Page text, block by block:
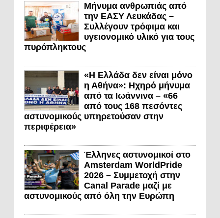
Μήνυμα ανθρωπιάς από
την ΕΑΣΥ Λευκάδας –
Συλλέγουν τρόφιμα και
υγειονομικό υλικό για τους
πυρόπληκτους
«Η Ελλάδα δεν είναι μόνο
η Αθήνα»: Ηχηρό μήνυμα
από τα Ιωάννινα – «66
από τους 168 πεσόντες
αστυνομικούς υπηρετούσαν στην
περιφέρεια»
Έλληνες αστυνομικοί στο
Amsterdam WorldPride
2026 – Συμμετοχή στην
Canal Parade μαζί με
αστυνομικούς από όλη την Ευρώπη